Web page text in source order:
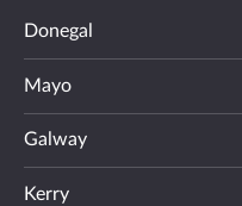
Donegal
Mayo
Galway
Kerry